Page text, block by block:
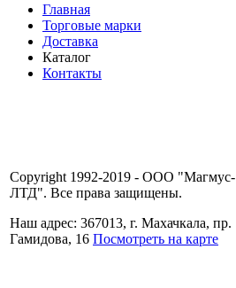
Главная
Торговые марки
Доставка
Каталог
Контакты
Copyright 1992-2019 - ООО "Магмус-
ЛТД". Все права защищены.
Наш адрес: 367013, г. Махачкала, пр.
Гамидова, 16 Посмотреть на карте